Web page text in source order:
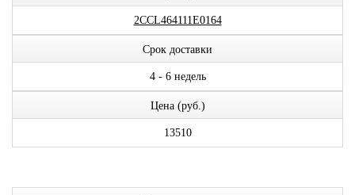
2CCL464111E0164
Срок доставки
4 - 6 недель
Цена (руб.)
13510